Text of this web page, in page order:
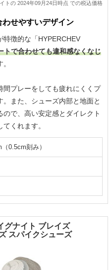
トの 2024年09月24日時点 での税込価格
せやすいデザイン
特徴的な「HYPERCHEV
トで合わせても違和感なくなじ
プレーをしても疲れにくくプ
また、シューズ内部と地面と
で、高い安定感とダイレクト
くれます。
0.5cm刻み）
グナイト ブレイズ
スパイクシューズ